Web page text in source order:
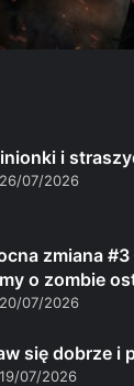
i
26/07/2026
zmiana
o zombie
20/07/2026
się dobrze i
19/07/2026